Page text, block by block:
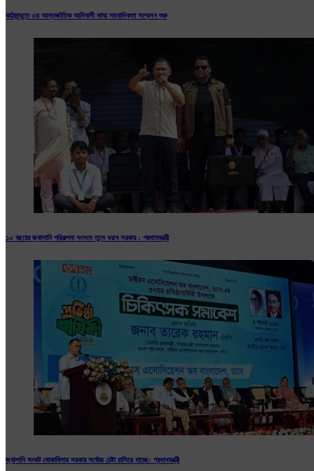
কাঠমান্ডুতে ৩য় আন্তর্জাতিক আদিবাসী ভাষা সাংবাদিকতা সম্মেলন শুরু
১০ বছরের জ্বালানি পরিকল্পনা সংসদে তুলে ধরবে সরকার : প্রধানমন্ত্রী
জ্বালানি সংকট মোকাবিলায় সরকার সর্বোচ্চ চেষ্টা চালিয়ে যাচ্ছে: প্রধানমন্ত্রী